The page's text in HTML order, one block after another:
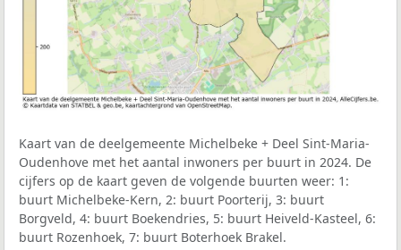
Kaart van de deelgemeente Michelbeke + Deel Sint-Maria-
Oudenhove met het aantal inwoners per buurt in 2024. De
cijfers op de kaart geven de volgende buurten weer: 1:
buurt Michelbeke-Kern, 2: buurt Poorterij, 3: buurt
Borgveld, 4: buurt Boekendries, 5: buurt Heiveld-Kasteel, 6:
buurt Rozenhoek, 7: buurt Boterhoek Brakel.